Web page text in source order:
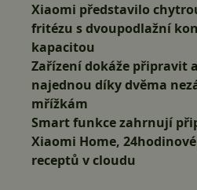
Xiaomi představilo
fritézu s dvoupodlažní
kapacitou
Zařízení dokáže připravit
najednou díky dvěma
mřížkám
Smart funkce zahrnují
Xiaomi Home,
receptů v cloudu